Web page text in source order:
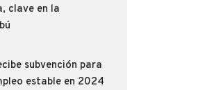
clave en la
subvención para
estable en 2024